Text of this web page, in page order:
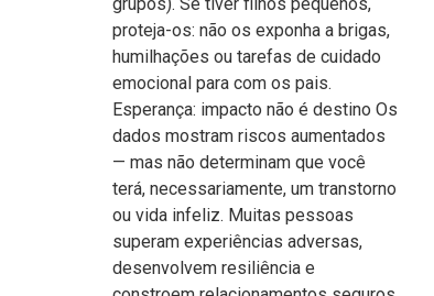
proteja-os: não os exponha a brigas,
humilhações ou tarefas de cuidado
emocional para com os pais.
Esperança: impacto não é destino Os
dados mostram riscos aumentados
— mas não determinam que você
terá, necessariamente, um transtorno
ou vida infeliz. Muitas pessoas
superam experiências adversas,
desenvolvem resiliência e